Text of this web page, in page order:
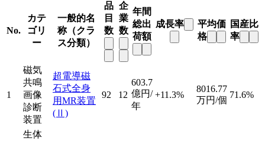
No.
カテ
ゴリ
ー
一般的名
称（クラ
ス分類）
品
目
数
企
業
数
年間
総出
荷額
成長率
平均価
格
国産比
率
1
磁気
共鳴
画像
診断
装置
超電導磁
石式全身
用MR装置
(Ⅱ)
92 12
603.7
億円/
年
+11.3%
8016.77
万円/個
71.6%
生体